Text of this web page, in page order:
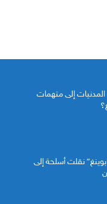
إلى متهمات
نقلت أسلحة إلى